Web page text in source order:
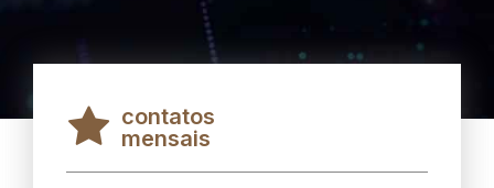
contatos
mensais